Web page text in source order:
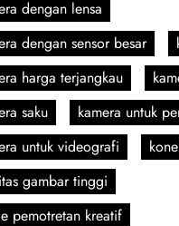
dengan lensa
dengan sensor besar
harga terjangkau
saku
kamera untuk
untuk videografi
gambar tinggi
pemotretan kreatif